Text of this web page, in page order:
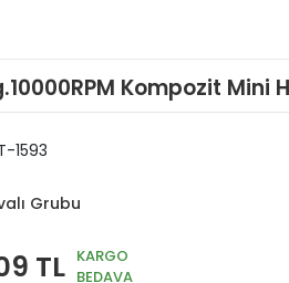
Kompozit Mini
1593
Grubu
TL KARGO
BEDAVA